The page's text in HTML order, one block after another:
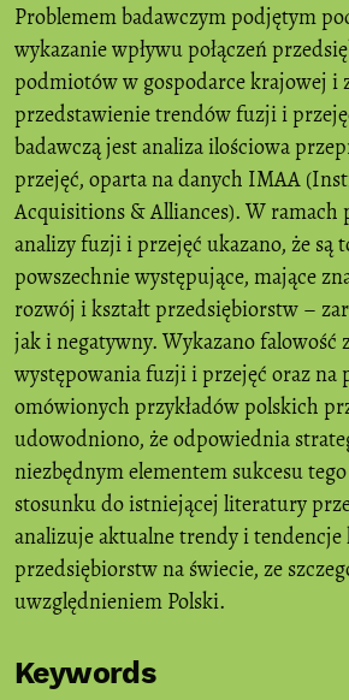
Problemem badawczym podjętym
wykazanie wpływu połączeń
podmiotów w gospodarce krajowej i
przedstawienie trendów fuzji i
badawczą jest analiza ilościowa
przejęć, oparta na danych IMAA
Acquisitions & Alliances). W ramach
analizy fuzji i przejęć ukazano, że są
powszechnie występujące, mające
rozwój i kształt przedsiębiorstw –
jak i negatywny. Wykazano falowość
występowania fuzji i przejęć oraz na
omówionych przykładów polskich
udowodniono, że odpowiednia
niezbędnym elementem sukcesu
stosunku do istniejącej literatury
analizuje aktualne trendy i
przedsiębiorstw na świecie, ze
uwzględnieniem Polski.
Keywords